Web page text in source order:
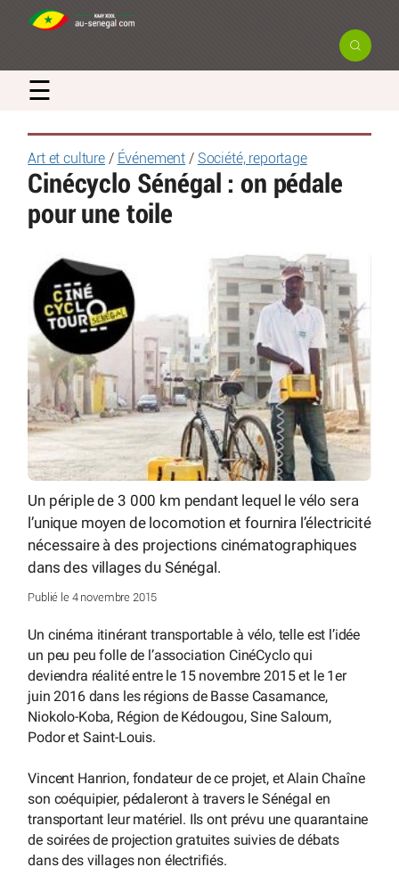
☰
Art et culture / Événement / Société, reportage
Cinécyclo Sénégal : on pédale
pour une toile
Un périple de 3 000 km pendant lequel le vélo sera
l’unique moyen de locomotion et fournira l’électricité
nécessaire à des projections cinématographiques
dans des villages du Sénégal.
Publié le 4 novembre 2015
Un cinéma itinérant transportable à vélo, telle est l’idée
un peu peu folle de l’association CinéCyclo qui
deviendra réalité entre le 15 novembre 2015 et le 1er
juin 2016 dans les régions de Basse Casamance,
Niokolo-Koba, Région de Kédougou, Sine Saloum,
Podor et Saint-Louis.
Vincent Hanrion, fondateur de ce projet, et Alain Chaîne
son coéquipier, pédaleront à travers le Sénégal en
transportant leur matériel. Ils ont prévu une quarantaine
de soirées de projection gratuites suivies de débats
dans des villages non électrifiés.